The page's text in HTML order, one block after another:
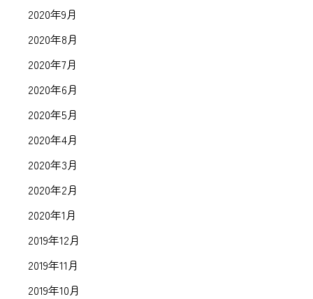
2020年9月
2020年8月
2020年7月
2020年6月
2020年5月
2020年4月
2020年3月
2020年2月
2020年1月
2019年12月
2019年11月
2019年10月